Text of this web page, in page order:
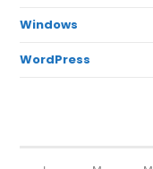
Windows
WordPress